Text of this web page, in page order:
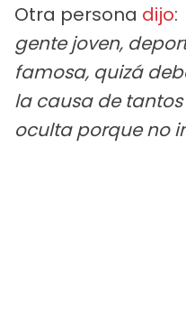
Otra persona dijo:
gente joven,
famosa, quizá
la causa de
oculta porque no